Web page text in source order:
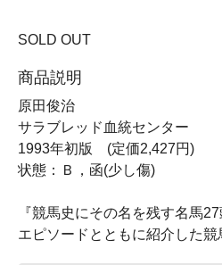
SOLD OUT
商品説明
原田俊治
サラブレッド血統センター
1993年初版 (定価2,427円)
状態：Ｂ，函(少し傷)
『競馬史にその名を残す名馬
エピソードとともに紹介した競